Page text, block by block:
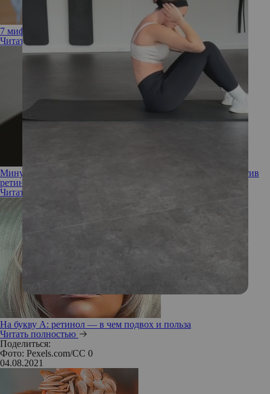
7 мифов о ретиноле, в которые нужно перестать верить
Читать полностью
Минус один: среди дерматологов появилось движение против
ретинола
Читать полностью
На букву А: ретинол — в чем подвох и польза
Читать полностью
Поделиться:
Фото: Pexels.com/CC 0
04.08.2021